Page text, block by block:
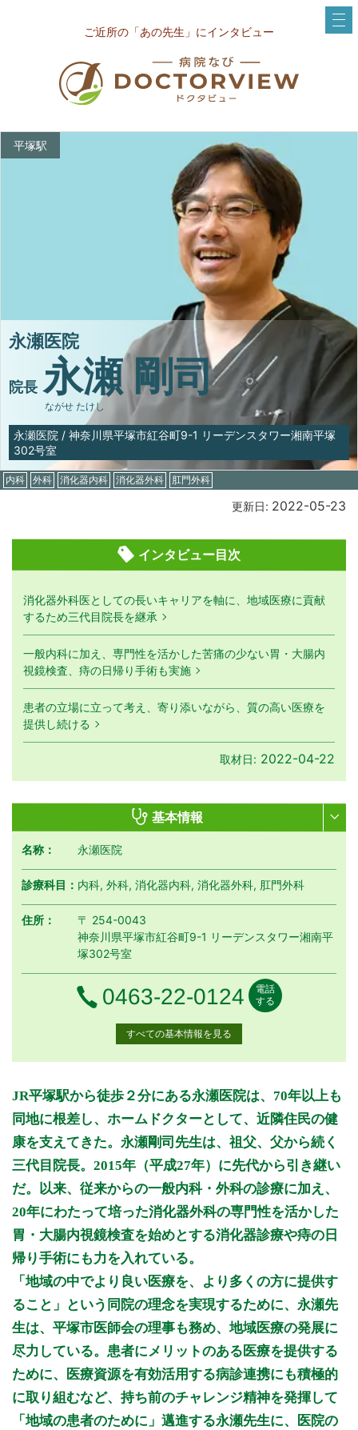
ご近所の「あの先生」にインタビュー
平塚駅
永瀬医院
院長 永瀬 剛司
ながせ たけし
永瀬医院 / 神奈川県平塚市紅谷町9-1 リーデンスタワー湘南平塚
302号室
内科 外科 消化器内科 消化器外科 肛門外科
更新日: 2022-05-23
インタビュー目次
消化器外科医としての長いキャリアを軸に、地域医療に貢献
するため三代目院長を継承
一般内科に加え、専門性を活かした苦痛の少ない胃・大腸内
視鏡検査、痔の日帰り手術も実施
患者の立場に立って考え、寄り添いながら、質の高い医療を
提供し続ける
取材日: 2022-04-22
基本情報
名称： 永瀬医院
診療科目： 内科, 外科, 消化器内科, 消化器外科, 肛門外科
住所：
〒 254-0043
神奈川県平塚市紅谷町9-1 リーデンスタワー湘南平
塚302号室
電話番号
0463-22-0124
電話
する
すべての基本情報を見る
診療時間 月 月曜日
火 火曜日
水 水曜日
木木曜日
金 土曜日
日日曜日
祝
祝日
9:00 - 12:00
○ ○ ○
○
9:00～15:00
○
15:00 - 18:00
○ ○ ○ ○ ○
休診日：日曜・祝日
月〜木 12:00～15:00 は、検査・手術
※診療時間や臨時休診・診療内容等について、事前に必ず医療
機関ホームページ、またはお電話にてご確認ください。
>>病院なびで医療機関の詳細を見る
公式HPはこちら
初診受付
JR平塚駅から徒歩２分にある永瀬医院は、70年以上も
同地に根差し、ホームドクターとして、近隣住民の健
康を支えてきた。永瀬剛司先生は、祖父、父から続く
三代目院長。2015年（平成27年）に先代から引き継い
だ。以来、従来からの一般内科・外科の診療に加え、
20年にわたって培った消化器外科の専門性を活かした
胃・大腸内視鏡検査を始めとする消化器診療や痔の日
帰り手術にも力を入れている。
「地域の中でより良い医療を、より多くの方に提供す
ること」という同院の理念を実現するために、永瀬先
生は、平塚市医師会の理事も務め、地域医療の発展に
尽力している。患者にメリットのある医療を提供する
ために、医療資源を有効活用する病診連携にも積極的
に取り組むなど、持ち前のチャレンジ精神を発揮して
「地域の患者のために」邁進する永瀬先生に、医院の